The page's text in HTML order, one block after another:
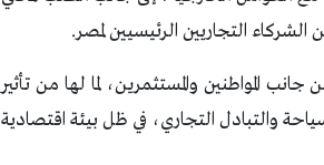
الشركاء التجاريين الرئيسيين لمصر.
المواطنين والمستثمرين، لما لها من تأثير
والتبادل التجاري، في ظل بيئة اقتصادية